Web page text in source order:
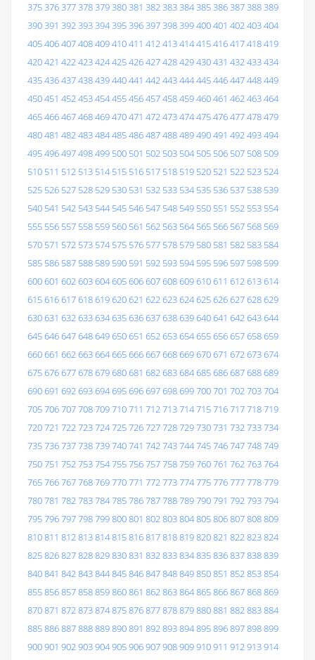
375376377378379380381 382383384385386387388389
390391 392393394395396397398399400401 402403404
405406407408409410411 412413414415416417418419
420421 422423424425426427428429430431 432433434
435436437438439440441 442443444445446447448449
450451 452453454455456457458459460461 462463464
465466467468469470471 472473474475476477478479
480481 482483484485486487488489490491 492493494
495496497498499 500 501 502 503 504 505 506 507 508 509
510 511 512 513 514 515 516 517 518 519 520 521 522 523 524
525 526 527 528 529 530 531 532 533 534 535 536 537 538 539
540 541 542 543 544 545 546 547 548 549 550 551 552 553 554
555 556 557 558 559 560 561 562 563 564 565 566 567 568 569
570 571 572 573 574 575 576 577 578 579 580 581 582 583 584
585 586 587 588 589 590 591 592 593 594 595 596 597 598 599
600601 602603604605606607608609610611 612613614
615616617618619620621 622623624625626627628629
630631 632633634635636637638639640641 642643644
645646647648649650651 652653654655656657658659
660661 662663664665666667668669670671 672673674
675676677678679680681 682683684685686687688689
690691 692693694695696697698699700701 702703704
705706707708709710711 712713714715716717718719
720721 722723724725726727728729730731 732733734
735736737738739740741 742743744745746747748749
750751 752753754755756757758759760761 762763764
765766767768769770771 772773774775776777778779
780781 782783784785786787788789790791 792793794
795796797798799800801 802803804805806807808809
810811 812813814815816817818819820821 822823824
825826827828829830831 832833834835836837838839
840841 842843844845846847848849850851 852853854
855856857858859860861 862863864865866867868869
870871 872873874875876877878879880881 882883884
885886887888889890891 892893894895896897898899
900901 902903904905906907908909910911 912913914